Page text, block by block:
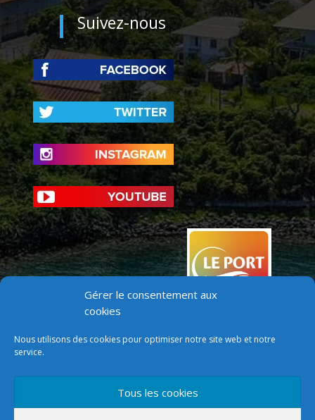
Gérer le consentement aux
cookies
Nous utilisons des cookies pour optimiser notre site web et notre
service.
Tous les cookies
Suivez-nous